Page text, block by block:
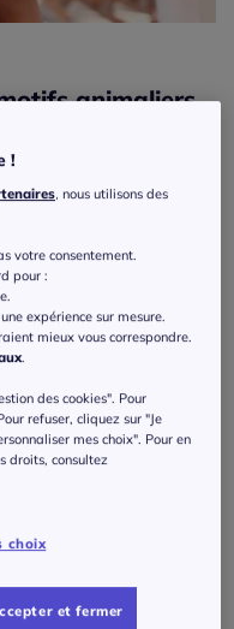
animaliers
-
Guide des tailles
!
, nous utilisons des
votre consentement.
pour :
expérience sur mesure.
mieux vous correspondre.
.
des cookies". Pour
refuser, cliquez sur "Je
mes choix". Pour en
droits, consultez
choix
et fermer